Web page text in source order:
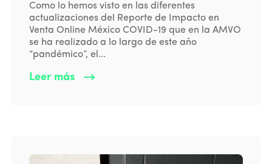
Como lo hemos visto en las diferentes
actualizaciones del Reporte de Impacto en
Venta Online México COVID-19 que en la AMVO
se ha realizado a lo largo de este año
“pandémico”, el...
Leer más